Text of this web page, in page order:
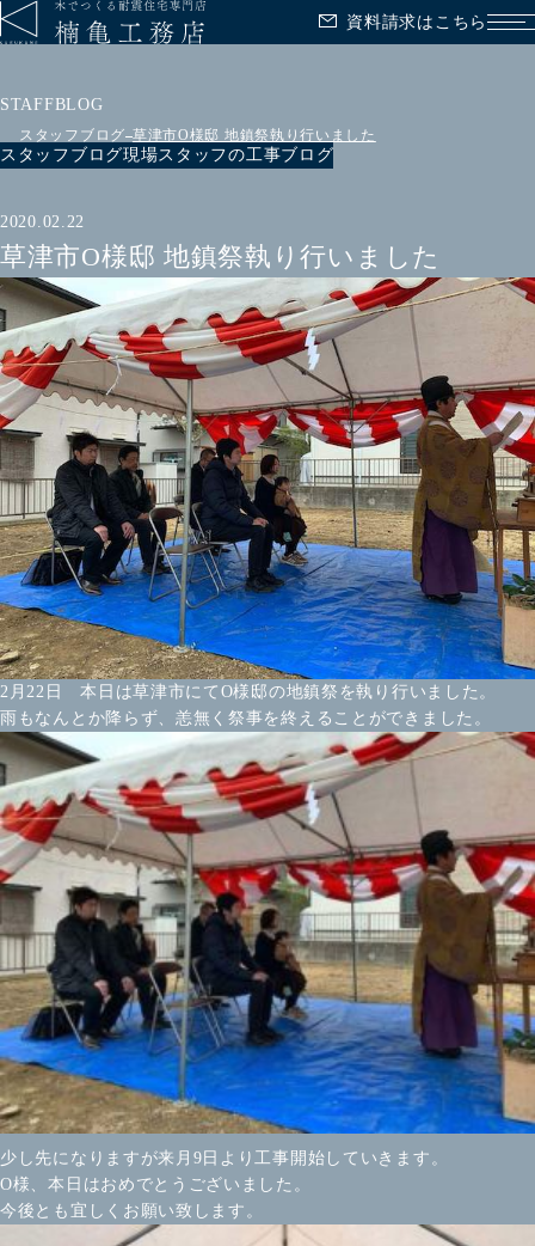
資料請求はこちら メ
STAFFBLOG
スタッフブログ 草津市O様邸 地鎮祭執り行いました
スタッフブログ現場スタッフの工事ブログ
2020.02.22
草津市O様邸 地鎮祭執り行いました
2月22日 本日は草津市にてO様邸の地鎮祭を執り行いました。
雨もなんとか降らず、恙無く祭事を終えることができました。
少し先になりますが来月9日より工事開始していきます。
O様、本日はおめでとうございました。
今後とも宜しくお願い致します。